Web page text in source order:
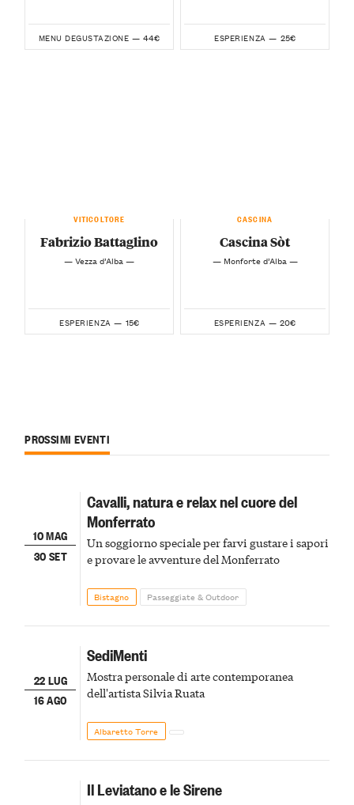
MENU DEGUSTAZIONE — 44€ ESPERIENZA — 25€
VITICOLTORE
Fabrizio Battaglino
— Vezza d’Alba —
ESPERIENZA — 15€
CASCINA
Cascina Sòt
— Monforte d’Alba —
ESPERIENZA — 20€
PROSSIMI EVENTI
10 MAG
30 SET
Cavalli, natura e relax nel cuore del
Monferrato
Un soggiorno speciale per farvi gustare i sapori
e provare le avventure del Monferrato
Bistagno Passeggiate & Outdoor
22 LUG
16 AGO
SediMenti
Mostra personale di arte contemporanea
dell'artista Silvia Ruata
Albaretto Torre
Il Leviatano e le Sirene